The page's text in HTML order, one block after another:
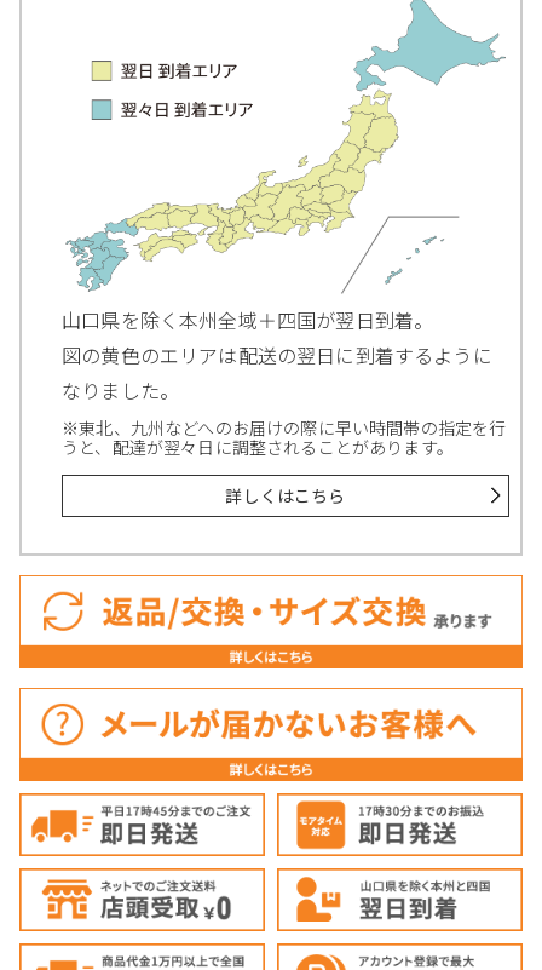
山口県を除く本州全域＋四国が翌日到着。
図の黄色のエリアは配送の翌日に到着するように
なりました。
※東北、九州などへのお届けの際に早い時間帯の指定を行
うと、配達が翌々日に調整されることがあります。
詳しくはこちら